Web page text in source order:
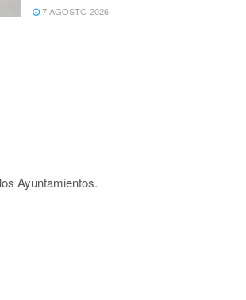
7 AGOSTO 2026
Ayuntamientos.